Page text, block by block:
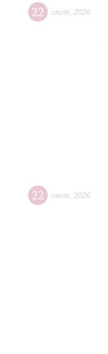
22 июля 2026
22 июля 2026